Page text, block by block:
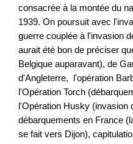
consacrée à la montée du
1939. On poursuit avec
guerre couplée à l'invasion
aurait été bon de préciser
Belgique auparavant), de
d'Angleterre, l'opération
l'Opération Torch
l'Opération Husky (invasion
débarquements en France
se fait vers Dijon),